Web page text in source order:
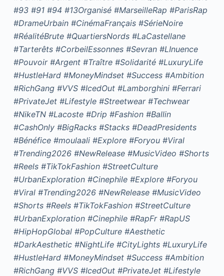
#93 #91 #94 #13Organisé #MarseilleRap #ParisRap
#DrameUrbain #CinémaFrançais #SérieNoire
#RéalitéBrute #QuartiersNords #LaCastellane
#Tarterêts #CorbeilEssonnes #Sevran #LInuence
#Pouvoir #Argent #Traître #Solidarité #LuxuryLife
#HustleHard #MoneyMindset #Success #Ambition
#RichGang #VVS #IcedOut #Lamborghini #Ferrari
#PrivateJet #Lifestyle #Streetwear #Techwear
#NikeTN #Lacoste #Drip #Fashion #Ballin
#CashOnly #BigRacks #Stacks #DeadPresidents
#Bénéfice #moulaali #Explore #Foryou #Viral
#Trending2026 #NewRelease #MusicVideo #Shorts
#Reels #TikTokFashion #StreetCulture
#UrbanExploration #Cinephile #Explore #Foryou
#Viral #Trending2026 #NewRelease #MusicVideo
#Shorts #Reels #TikTokFashion #StreetCulture
#UrbanExploration #Cinephile #RapFr #RapUS
#HipHopGlobal #PopCulture #Aesthetic
#DarkAesthetic #NightLife #CityLights #LuxuryLife
#HustleHard #MoneyMindset #Success #Ambition
#RichGang #VVS #IcedOut #PrivateJet #Lifestyle